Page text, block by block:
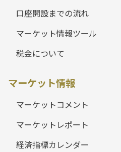
口座開設までの流れ
マーケット情報ツール
税金について
マーケット情報
マーケットコメント
マーケットレポート
経済指標カレンダー